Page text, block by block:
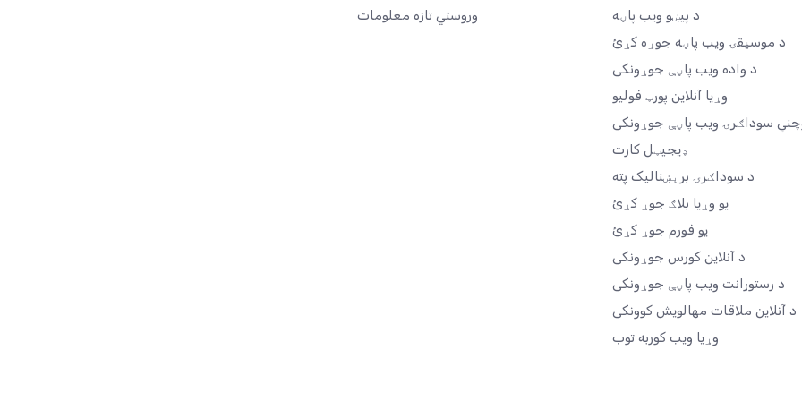
وروستي تازه معلومات
د پیښو ویب پاڼه
د موسیقۍ ویب پاڼه جوړه کړئ
د واده ویب پاڼې جوړونکی
وړیا آنلاین پورټ فولیو
سوداګرۍ ویب پاڼې جوړونکی
ډیجیټل کارت
د سوداګرۍ برېښنالیک پته
یو وړیا بلاګ جوړ کړئ
یو فورم جوړ کړئ
د آنلاین کورس جوړونکی
د رستورانت ویب پاڼې جوړونکی
د آنلاین ملاقات مهالویش کوونکی
وړیا ویب کوربه توب